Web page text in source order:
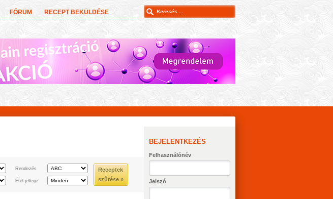
FÓRUM RECEPT BEKÜLDÉSE
BEJELENTKEZÉS
Felhasználónév
Jelszó
Rendezés
Receptek
szűrése »
Étel jellege